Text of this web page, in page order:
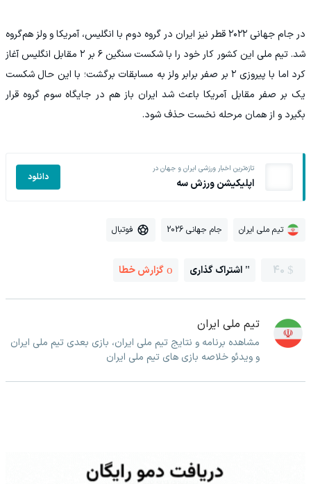
در جام جهانی ۲۰۲۲ قطر نیز ایران در گروه دوم با انگلیس، آمریکا و ولز هم‌گروه
شد. تیم ملی این کشور کار خود را با شکست سنگین ۶ بر ۲ مقابل انگلیس آغاز
کرد اما با پیروزی ۲ بر صفر برابر ولز به مسابقات برگشت؛ با این حال شکست
یک بر صفر مقابل آمریکا باعث شد ایران باز هم در جایگاه سوم گروه قرار
بگیرد و از همان مرحله نخست حذف شود.
تازه‌ترین اخبار ورزشی ایران و جهان در
اپلیکیشن ورزش سه دانلود
تیم ملی ایران جام جهانی 2026 فوتبال
40 اشتراک گذاری گزارش خطا
تیم ملی ایران
مشاهده برنامه و نتایج تیم ملی ایران، بازی بعدی تیم ملی ایران
و ویدئو خلاصه بازی های تیم ملی ایران